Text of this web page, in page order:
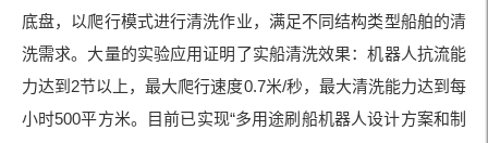
底盘，以爬行模式进行清洗作业，满足不同结构类型船舶的清
洗需求。大量的实验应用证明了实船清洗效果：机器人抗流能
力达到2节以上，最大爬行速度0.7米/秒，最大清洗能力达到每
小时500平方米。目前已实现“多用途刷船机器人设计方案和制